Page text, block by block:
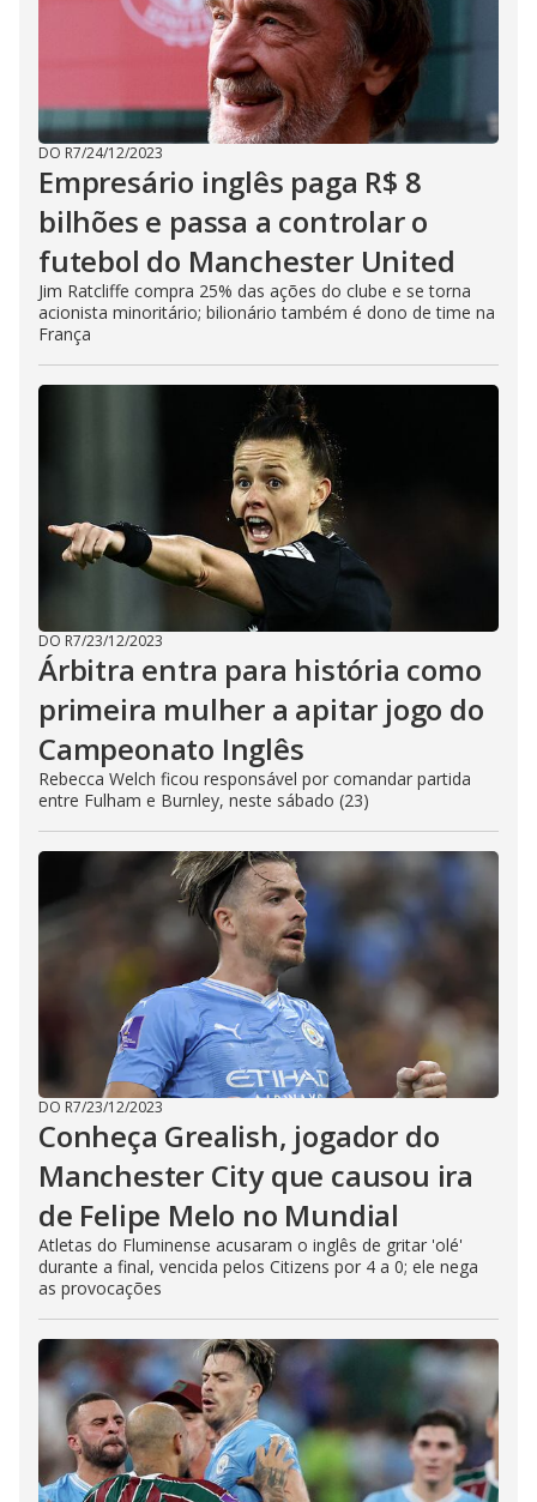
DO R7/24/12/2023
Empresário inglês paga R$ 8
bilhões e passa a controlar o
futebol do Manchester United
Jim Ratcliffe compra 25% das ações do clube e se torna
acionista minoritário; bilionário também é dono de time na
França
DO R7/23/12/2023
Árbitra entra para história como
primeira mulher a apitar jogo do
Campeonato Inglês
Rebecca Welch ficou responsável por comandar partida
entre Fulham e Burnley, neste sábado (23)
DO R7/23/12/2023
Conheça Grealish, jogador do
Manchester City que causou ira
de Felipe Melo no Mundial
Atletas do Fluminense acusaram o inglês de gritar 'olé'
durante a final, vencida pelos Citizens por 4 a 0; ele nega
as provocações